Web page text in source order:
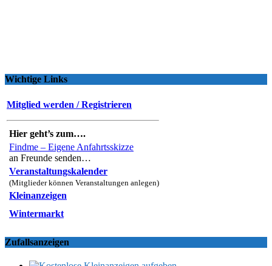
Wichtige Links
Mitglied werden / Registrieren
Hier geht’s zum….
Findme – Eigene Anfahrtsskizze
an Freunde senden…
Veranstaltungskalender
(Mitglieder können Veranstaltungen anlegen)
Kleinanzeigen
Wintermarkt
Zufallsanzeigen